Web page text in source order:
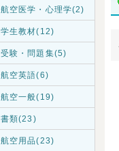
航空医学・心理学(2)
学生教材(12)
受験・問題集(5)
航空英語(6)
航空一般(19)
書類(23)
航空用品(23)